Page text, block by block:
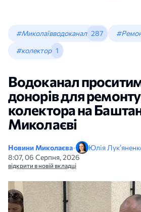
#Миколаївводоканал 287
#колектор 1
Водоканал
донорів для
колектора на
Миколаєві
Новини Миколаєва• Юлія
8:07, 06 Серпня, 2026
відкрити в новій вкладці